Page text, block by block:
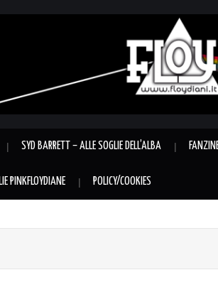
SYD BARRETT – ALLE SOGLIE DELL’ALBA
PINKFLOYDIANE POLICY/COOKIES